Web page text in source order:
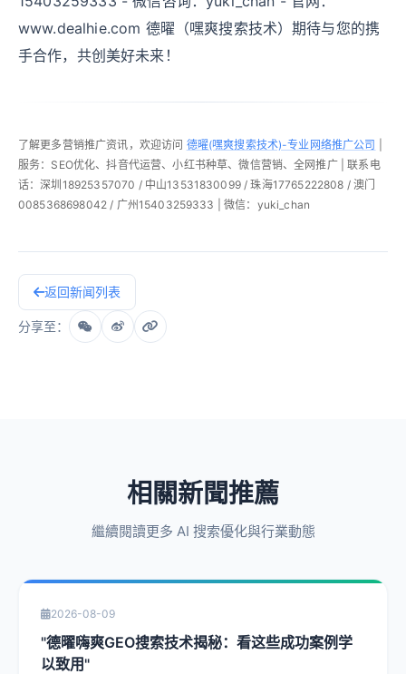
www.dealhie.com 德曜（嘿爽搜索技术）期待与您的携
手合作，共创美好未来！
了解更多营销推广资讯，欢迎访问 德曜(嘿爽搜索技术)-专业网络推广公司
服务：SEO优化、抖音代运营、小红书种草、微信营销、全网推广 | 联系电
话：深圳18925357070 / 中山13531830099 / 珠海17765222808 / 澳门
0085368698042 / 广州15403259333 | 微信：yuki_chan
返回新闻列表
分享至：
相關新聞推薦
繼續閱讀更多 AI 搜索優化與行業動態
2026-08-09
"德曜嗨爽GEO搜索技术揭秘：看这些成功案例学
以致用"